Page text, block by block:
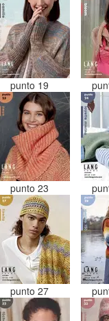
punto 19
punto 23
punto 27